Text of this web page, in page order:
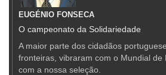
EUGÉNIO FONSECA
O campeonato da Solidariedade
A maior parte dos cidadãos
fronteiras, vibraram com o Mundial de
com a nossa seleção.